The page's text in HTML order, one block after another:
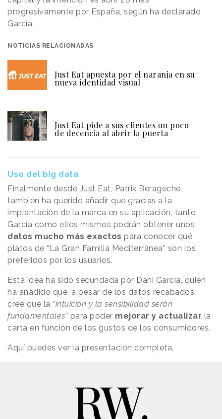
progresivamente por España, según ha declarado
García.
NOTICIAS RELACIONADAS
Just Eat apuesta por el naranja en su
nueva identidad visual
Just Eat pide a sus clientes un poco
de decencia al abrir la puerta
Uso del big data
Finalmente desde Just Eat, Patrik Berageche
también ha querido añadir que gracias a la
implantación de la marca en su aplicación, tanto
García como ellos mismos podrán obtener unos
datos mucho más exactos para conocer qué
platos de “La Gran Familia Mediterránea” son los
preferidos por los usuarios.
Esta idea ha sido secundada por Dani García, quien
ha añadido que, a pesar de los datos recabados,
cree que la “intuición y la sensibilidad serán
fundamentales” para poder mejorar y actualizar la
carta en función de los gustos de los consumidores.
Aquí puedes ver la presentación completa.